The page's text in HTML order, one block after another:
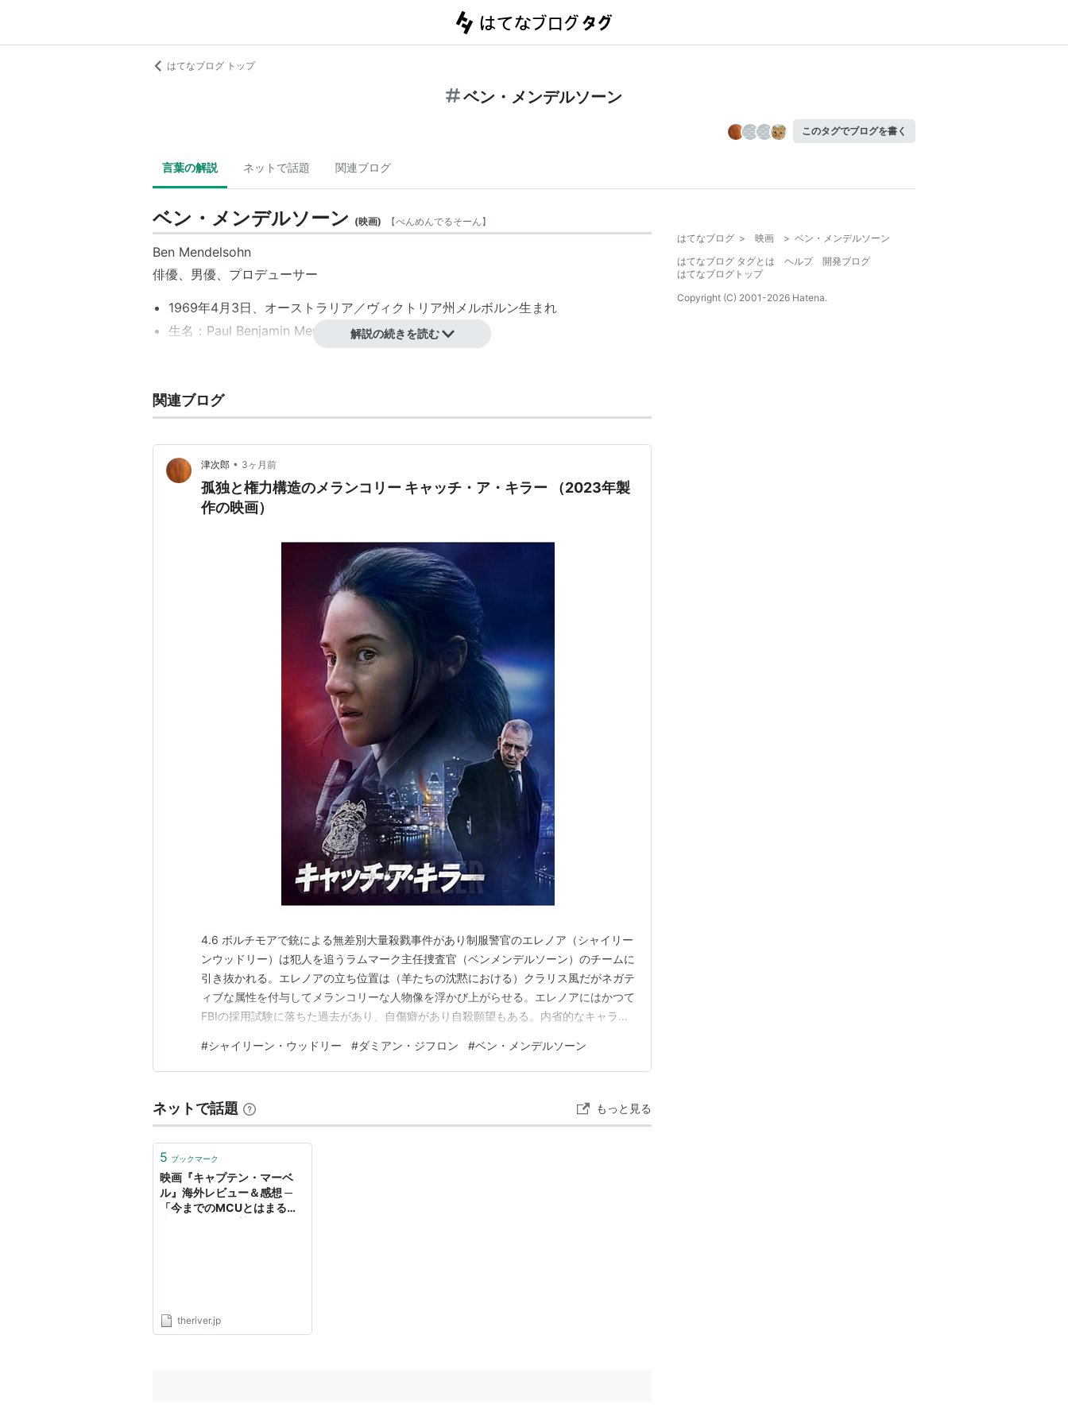
はてなブログ トップ
ベン・メンデルソーン
このタグでブログを書く
言葉の解説 ネットで話題 関連ブログ
ベン・メンデルソーン (映画) 【べんめんでるそーん】
Ben Mendelsohn
俳優、男優、プロデューサー
1969年4月3日、オーストラリア／ヴィクトリア州メルボルン生まれ
生名：Paul Benjamin Mendelsohn
主な作品
I AM ヒース・レジャー（2017）＜未＞ 出演
ウィンストン・チャーチル／ヒトラーから世界を救った男
ブラッドライン（シーズン2）（2016）＜TV＞ 出演
ウーナ（2016） 出演
ローグ・ワン／スター・ウォーズ・ストーリー（2016） 出演
（シーズン2）（2016）＜TV＞ 出演
（2015）＜未＞ 出演
（2015）＜未＞ 出演
（シーズン1）（2015）＜TV＞ 出演
（2015） 出演
（2014） 出演
（2014） 出演
（2014) 出演
2（2013)＜TV＞ ゲスト出演
（2013） 出演
（2013） 出演
プレイス・ビヨンド・ザ・パインズ／宿命（2012） 出演
（2012） 出演
ダークナイト ライジング（2012） 出演
（2011） 出演
（2011） 出演
デスドール （2010）＜未＞ 出演
アニマル・キングダム（2010） 出演
ノウイング（2009） 出演
ニュー・ワールド（2005） 出演
Mullet（ボラ釣りエディ）（2000）＜未＞ 出演
バーティカル・リミット （2000） 出演
恋する2000マイル（1997）＜未＞ 出演
ハーモニー（1996） 出演
リミット／加速する狂気（1994）＜未＞ 出演
泉のセイレーン
スポッツウッド・クラブ
君といた丘（1987） 出演
解説の続きを読む
関連ブログ
津次郎 • 3ヶ月前
孤独と権力構造のメランコリー キャッチ・ア・キラー （2023年製
作の映画）
4.6 ボルチモアで銃による無差別大量殺戮事件があり制服警官のエレノア（シャイリー
ンウッドリー）は犯人を追うラムマーク主任捜査官（ベンメンデルソーン）のチームに
引き抜かれる。エレノアの立ち位置は（羊たちの沈黙における）クラリス風だがネガテ
ィブな属性を付与してメランコリーな人物像を浮かび上がらせる。エレノアにはかつて
FBIの採用試験に落ちた過去があり、自傷癖があり自殺願望もある。内省的なキャラク
男と結婚しているゲイだとわかる。ラムフォードはパートナーといるときは穏やかで人
間味があるが、事件の担当者としては権力の捨て石で…
#シャイリーン・ウッドリー #ダミアン・ジフロン #ベン・メンデルソーン
ネットで話題 もっと見る
5 ブックマーク
映画『キャプテン・マーベ
ル』海外レビュー＆感想 ─
「今までのMCUとはまるで
theriver.jp
はてなブログ > 映画 > ベン・メンデルソーン
はてなブログ タグとは
ヘルプ
開発ブログ
はてなブログトップ
Copyright (C) 2001-2026 Hatena.